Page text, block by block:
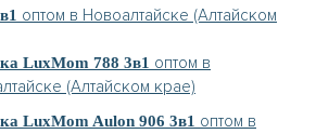
оптом в Новоалтайске (Алтайском
LuxMom 788 3в1 оптом в
(Алтайском крае)
LuxMom Aulon 906 3в1 оптом в